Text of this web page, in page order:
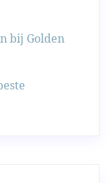
bij Golden